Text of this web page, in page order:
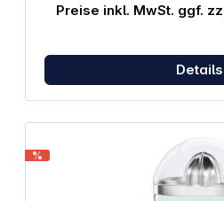
Preise inkl. MwSt. ggf.
Details
%